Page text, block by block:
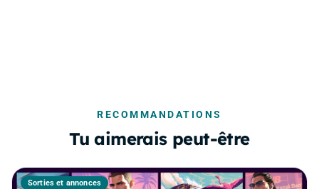
RECOMMANDATIONS
Tu aimerais peut-être
Sorties et annonces